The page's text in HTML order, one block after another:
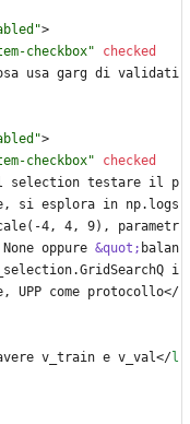
>
checkbox"
checked
usa garg di validati
>
checkbox"
checked
selection testare il p
si esplora in np.logs
4, 4, 9), parametr
oppure &quot; balan
i
UPP come protocollo</
v_train e v_val</l